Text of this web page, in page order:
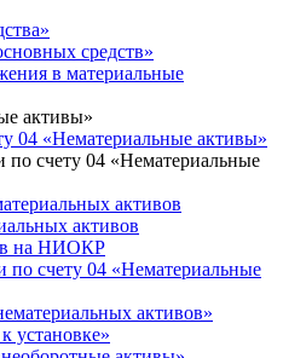
средств»
в материальные
активы»
04 «Нематериальные активы»
счету 04 «Нематериальные
активов
активов
на НИОКР
по счету 04 «Нематериальные
активов»
установке»